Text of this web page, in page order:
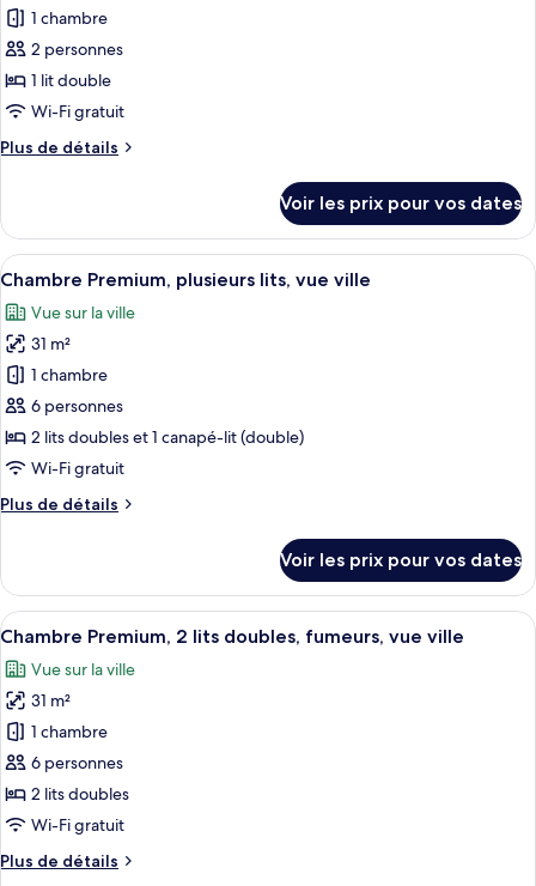
lit
double
pour
ce
type
de
chambre :
Chambre
lit
double,
fumeurs
1 chambre
2 personnes
1 lit double
Wi-Fi gratuit
Plus de détails
Plus
le
type
de
Chambre
Standard,
lit
double,
fumeurs
Voir les prix pour vos dates
Afficher
toutes
les
photos
pour
ce
type
de
chambre :
Chambre
lits,
vue
ville
Une zone urbaine densément
7
Chambre Premium, plusieurs lits, vue ville
Vue sur la ville
31 m²
1 chambre
6 personnes
2 lits doubles et 1 canapé-lit (double)
Wi-Fi gratuit
Plus de détails
Plus
le
type
de
Chambre
Premium,
plusieurs
lits,
vue
ville
Voir les prix pour vos dates
Afficher
toutes
les
photos
pour
ce
type
de
chambre :
Chambre
Une zone urbaine densément
9
Chambre Premium, 2 lits doubles, fumeurs, vue ville
Vue sur la ville
31 m²
1 chambre
6 personnes
2 lits doubles
Wi-Fi gratuit
Plus de détails
Plus